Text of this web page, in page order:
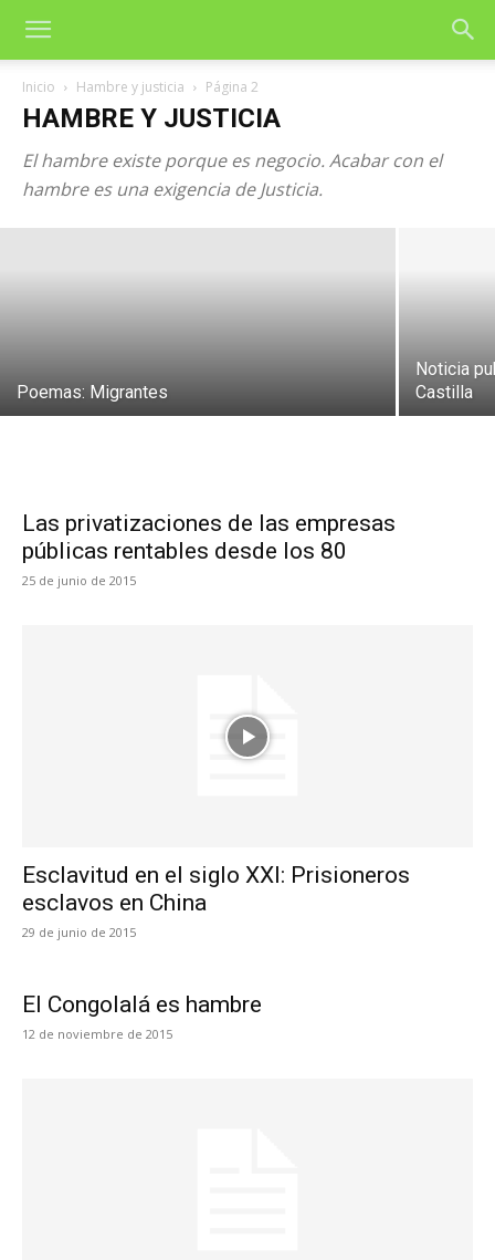
Inicio Hambre y justicia Página 2
HAMBRE Y JUSTICIA
El hambre existe porque es negocio. Acabar con el
hambre es una exigencia de Justicia.
Las 48 leyes del poder
29 de enero de 2004
Poemas: Migrantes
Noticia
Castilla
Las privatizaciones de las empresas
públicas rentables desde los 80
25 de junio de 2015
Esclavitud en el siglo XXI: Prisioneros
esclavos en China
29 de junio de 2015
El Congolalá es hambre
12 de noviembre de 2015